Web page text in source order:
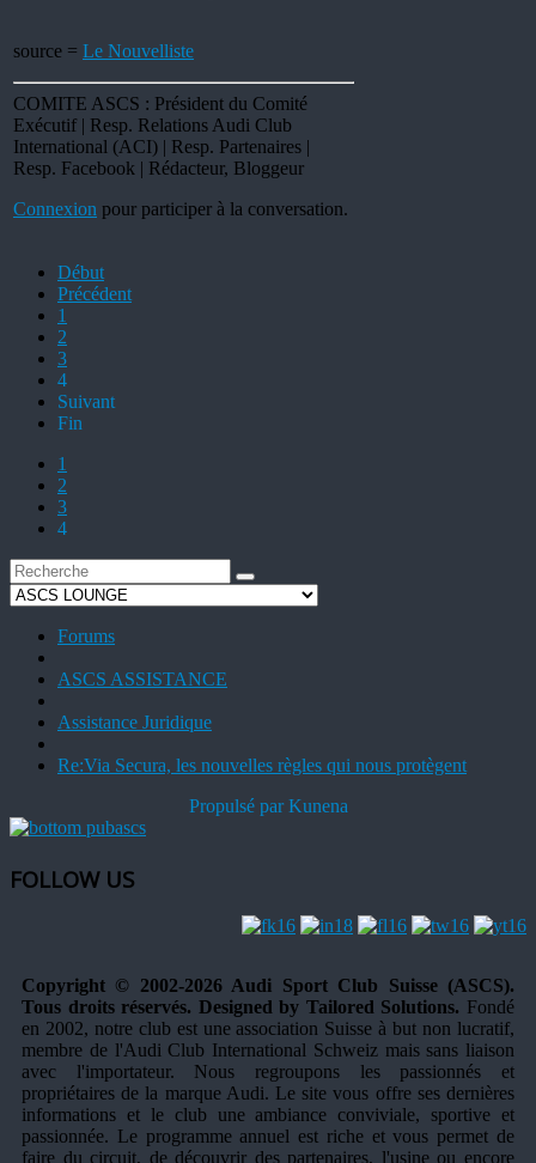
source = Le Nouvelliste
COMITE ASCS : Président du Comité
Exécutif | Resp. Relations Audi Club
International (ACI) | Resp. Partenaires |
Resp. Facebook | Rédacteur, Bloggeur
Connexion pour participer à la conversation.
Début
Précédent
1
2
3
4
Suivant
Fin
1
2
3
4
Forums
ASCS ASSISTANCE
Assistance Juridique
Re:Via Secura, les nouvelles règles qui nous protègent
Propulsé parKunena
FOLLOW US
Copyright © 2002-2026 Audi Sport Club Suisse (ASCS).
Tous droits réservés. Designed by Tailored Solutions. Fondé
en 2002, notre club est une association Suisse à but non lucratif,
membre de l'Audi Club International Schweiz mais sans liaison
avec l'importateur. Nous regroupons les passionnés et
propriétaires de la marque Audi. Le site vous offre ses dernières
informations et le club une ambiance conviviale, sportive et
passionnée. Le programme annuel est riche et vous permet de
faire du circuit, de découvrir des partenaires, l'usine ou encore